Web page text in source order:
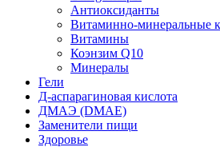
Антиоксиданты
Витаминно-минеральные
Витамины
Коэнзим Q10
Минералы
Гели
Д-аспарагиновая кислота
ДМАЭ (DMAE)
Заменители пищи
Здоровье